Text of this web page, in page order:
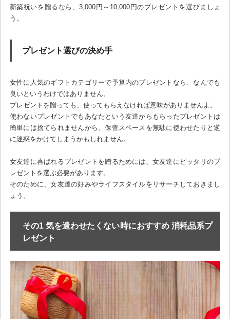
新築祝いを贈るなら、3,000円～10,000円のプレゼントを選びましょ
う。
プレゼント選びの決め手
女性に人気のギフトカテゴリーで予算内のプレゼントなら、なんでも
良いというわけではありません。
プレゼントを贈っても、使ってもらえなければ意味がありませんよ。
使わないプレゼントでもあなたという友達からもらったプレゼントは
簡単には捨てられませんから、保管スペースを無駄に使わせたりと逆
に迷惑をかけてしまうかもしれません。
女友達に喜ばれるプレゼントを贈るためには、女友達にピッタリのプ
レゼントを選ぶ必要があります。
そのために、女友達の好みやライフスタイルをリサーチしておきまし
ょう。
その1 気を遣わせたくない時におすすめ 消耗品系プ
レゼント